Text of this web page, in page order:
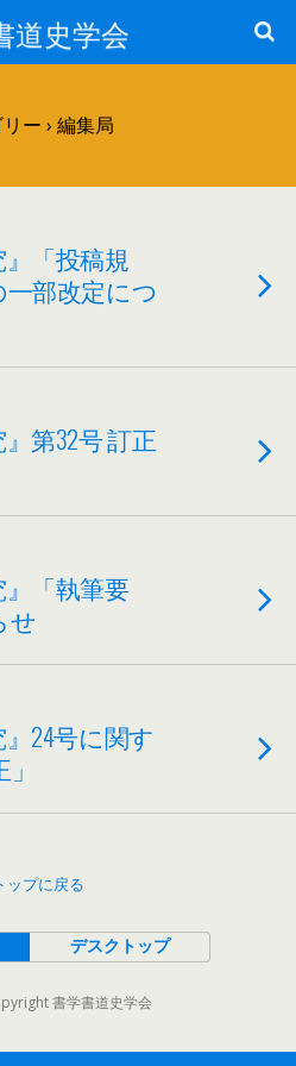
道史学会
ー › 編集局
』「投稿規
部改定につ
第32号 訂正
』「執筆要
せ
』24号に関す
ップに戻る
デスクトップ
書学書道史学会